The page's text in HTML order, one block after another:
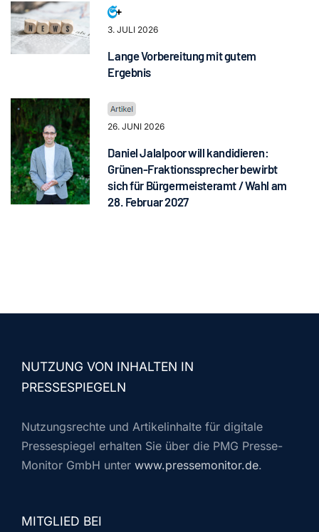
3. JULI 2026
Lange Vorbereitung mit gutem
Ergebnis
26. JUNI 2026
Daniel Jalalpoor will kandidieren:
Grünen-Fraktionssprecher bewirbt
sich für Bürgermeisteramt / Wahl am
28. Februar 2027
NUTZUNG VON INHALTEN IN
PRESSESPIEGELN
Nutzungsrechte und Artikelinhalte für digitale
Pressespiegel erhalten Sie über die PMG Presse-
Monitor GmbH unter www.pressemonitor.de.
MITGLIED BEI